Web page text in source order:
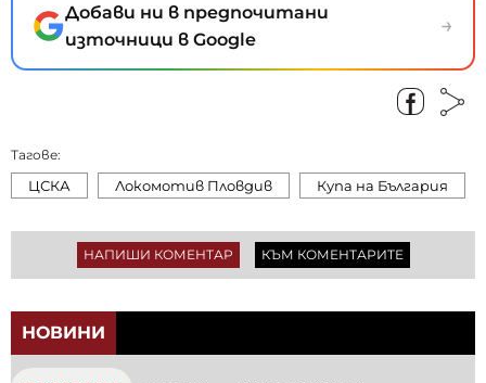
Добави ни в предпочитани
източници в Google
→
Тагове:
ЦСКА Локомотив Пловдив Купа на България
НАПИШИ КОМЕНТАР КЪМ КОМЕНТАРИТЕ
НОВИНИ